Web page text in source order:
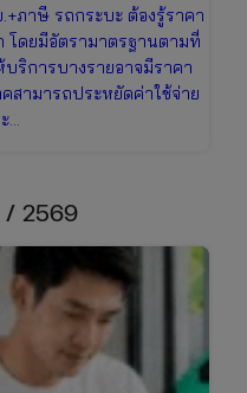
ภาษี รถกระบะ ต้องรู้ราคา
โดยมีอัตรามาตรฐานตามที่
ริการบางรายอาจมีราคา
สามารถประหยัดค่าใช้จ่าย
…
2569